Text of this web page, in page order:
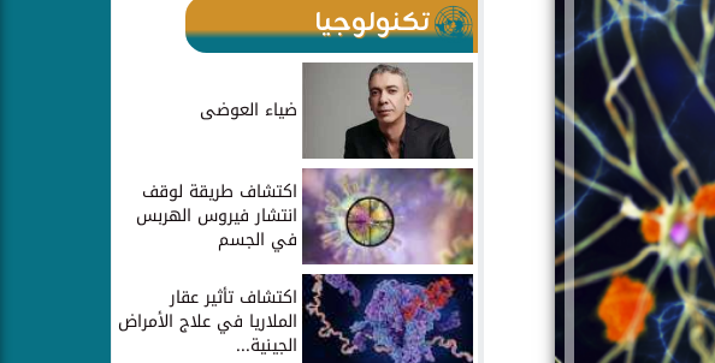
تكنولوجيا
ضياء العوضى
اكتشاف طريقة لوقف
انتشار فيروس الهربس
في الجسم
اكتشاف تأثير عقار
الملاريا في علاج الأمراض
الجينية...